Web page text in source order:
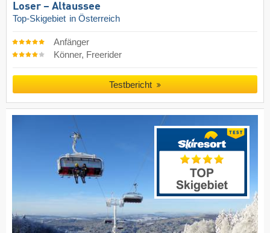
Loser – Altaussee
Top-Skigebiet in Österreich
Anfänger
Könner, Freerider
Testbericht